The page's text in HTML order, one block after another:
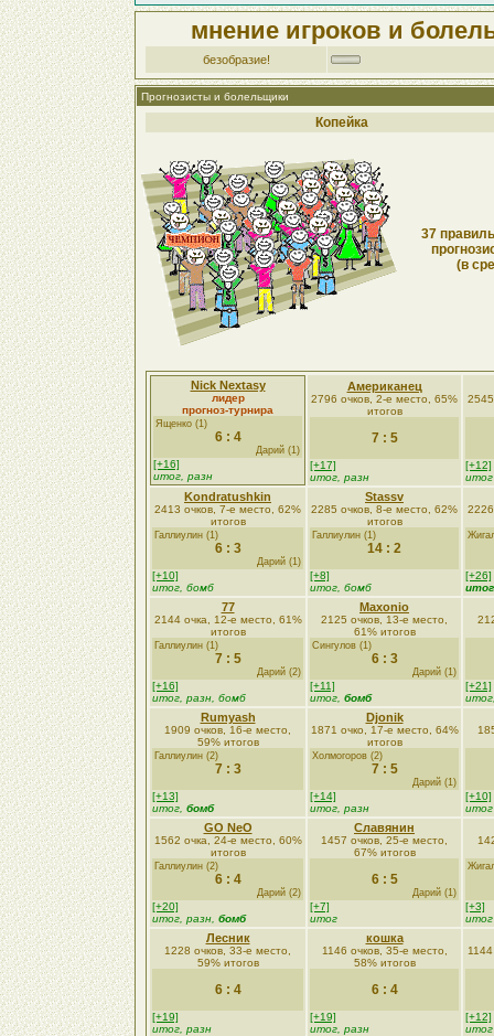
мнение игроков и
безобразие!
Прогнозисты и болельщики
Копейка
37
(в
Nick Nextasy
лидер
прогноз-турнира
Ященко (1)
6 : 4
Дарий (1)
[+16]
итог, разн
Американец
2796 очков, 2-е место, 65%
итогов
7 : 5
[+17]
итог, разн
[+12]
итог
Kondratushkin
2413 очков, 7-е место, 62%
итогов
Галлиулин (1)
6 : 3
Дарий (1)
[+10]
итог, бомб
Stassv
2285 очков, 8-е место, 62%
итогов
Галлиулин (1)
14 : 2
[+8]
итог, бомб
[+26]
77
2144 очка, 12-е место, 61%
итогов
Галлиулин (1)
7 : 5
Дарий (2)
[+16]
итог, разн, бомб
Maxonio
2125 очков, 13-е место,
61% итогов
Сингулов (1)
6 : 3
Дарий (1)
[+11]
итог, бомб
[+21]
Rumyash
1909 очков, 16-е место,
59% итогов
Галлиулин (2)
7 : 3
[+13]
итог, бомб
Djonik
1871 очко, 17-е место, 64%
итогов
Холмогоров (2)
7 : 5
Дарий (1)
[+14]
итог, разн
[+10]
итог
GO NeO
1562 очка, 24-е место, 60%
итогов
Галлиулин (2)
6 : 4
Дарий (2)
[+20]
итог, разн, бомб
Славянин
1457 очков, 25-е место,
67% итогов
6 : 5
Дарий (1)
[+7]
итог
[+3]
итог
Лесник
1228 очков, 33-е место,
59% итогов
6 : 4
[+19]
итог, разн
кошка
1146 очков, 35-е место,
58% итогов
6 : 4
[+19]
итог, разн
[+12]
итог